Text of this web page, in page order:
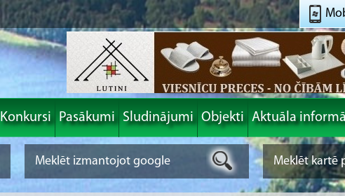
Konkursi Pasākumi Sludinājumi Objekti Aktuāla